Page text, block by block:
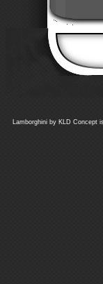
Lamborghini by KLD Concept